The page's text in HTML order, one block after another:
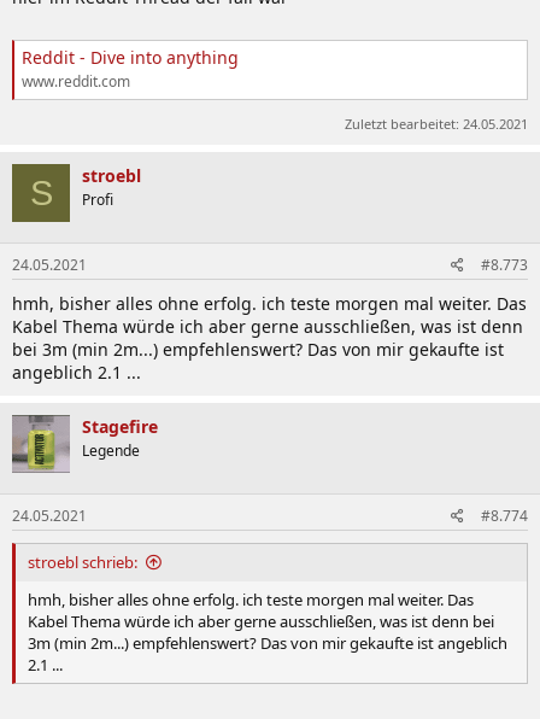
Reddit - Dive into anything
www.reddit.com
Zuletzt bearbeitet: 24.05.2021
S stroebl
Profi
24.05.2021 #8.773
hmh, bisher alles ohne erfolg. ich teste morgen mal weiter. Das
Kabel Thema würde ich aber gerne ausschließen, was ist denn
bei 3m (min 2m...) empfehlenswert? Das von mir gekaufte ist
angeblich 2.1 ...
Stagefire
Legende
24.05.2021 #8.774
stroebl schrieb:
hmh, bisher alles ohne erfolg. ich teste morgen mal weiter. Das
Kabel Thema würde ich aber gerne ausschließen, was ist denn bei
3m (min 2m...) empfehlenswert? Das von mir gekaufte ist angeblich
2.1 ...